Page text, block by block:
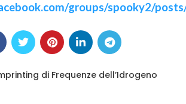
groups/spooky2/
di Frequenze dell’Idrogeno